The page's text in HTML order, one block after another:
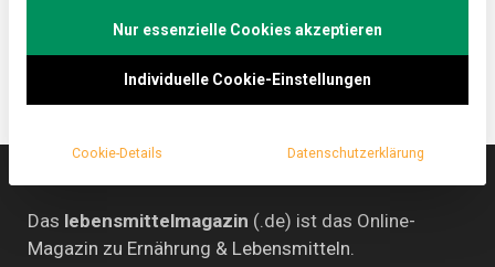
Das lebensmittelmagazin (.de) ist das Online-
Magazin zu Ernährung & Lebensmitteln.
Nur essenzielle Cookies akzeptieren
Individuelle Cookie-Einstellungen
Cookie-Details Datenschutzerklärung